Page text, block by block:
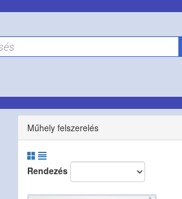
Műhely felszerelés
Rendezés